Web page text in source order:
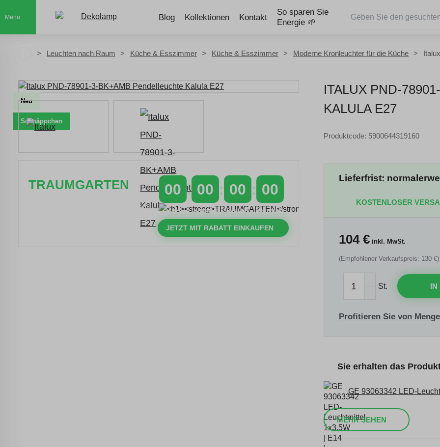
Menu Blog Kollektionen Kontakt
So sparen Sie
Energie 🌱
Leuchten nach Raum Küche & Esszimmer Küche & Esszimmer Moderne Kronleuchter für die Küche
ITALUX PND-
KALULA E27
Neu
Schnäppchen
TRAUMGARTEN
Zeitlich begrenzter 20 % Rabatt auf
00
TAGE
00
STUNDEN
00
MINUTEN
00
SEKUNDEN
JETZT MIT RABATT EINKAUFEN
Produktcode: 5900644319160
Lieferfrist:
KOSTENLOSER
104€inkl. MwSt.
(Empfohlener Verkaufspreis: 130 €)
St. IN
Profitieren Sie von
Sie erhalten das
GE 93063342 LED-
MEHR SEHEN